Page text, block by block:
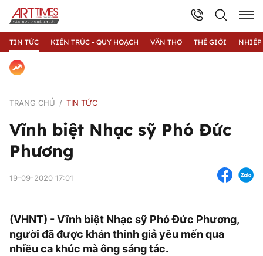
TIN TỨC KIẾN TRÚC - QUY HOẠCH VĂN THƠ THẾ GIỚI
TRANG CHỦ TIN TỨC
Vĩnh biệt Nhạc sỹ Phó Đức
Phương
19-09-2020 17:01
(VHNT) - Vĩnh biệt Nhạc sỹ Phó Đức Phương,
người đã được khán thính giả yêu mến qua
nhiều ca khúc mà ông sáng tác.